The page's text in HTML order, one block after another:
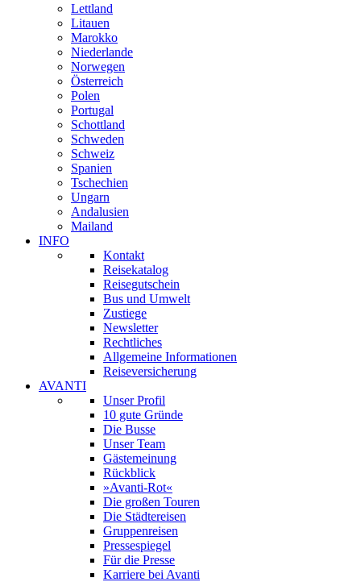
Lettland
Litauen
Marokko
Niederlande
Norwegen
Österreich
Polen
Portugal
Schottland
Schweden
Schweiz
Spanien
Tschechien
Ungarn
Andalusien
Mailand
INFO
Kontakt
Reisekatalog
Reisegutschein
Bus und Umwelt
Zustiege
Newsletter
Rechtliches
Allgemeine Informationen
Reiseversicherung
AVANTI
Unser Profil
10 gute Gründe
Die Busse
Unser Team
Gästemeinung
Rückblick
»Avanti-Rot«
Die großen Touren
Die Städtereisen
Gruppenreisen
Pressespiegel
Für die Presse
Karriere bei Avanti